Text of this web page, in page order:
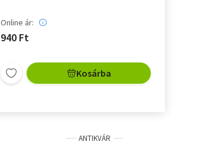
Online ár:
940 Ft
Kosárba
ANTIKVÁR